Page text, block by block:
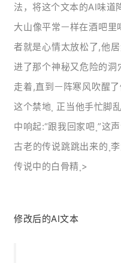
法，将这个文本的AI味道
大山像平常ᅳ样在酒吧里
者就是心情太放松了,他
进了那个神秘又危险的洞
走着,直到ᅳ阵寒风吹醒
这个禁地˳ 正当他手忙脚
中响起:“跟我回家吧˳”这
古老的传说跳跳出来的˳
传说中的白骨精˳>
修改后的AI文本